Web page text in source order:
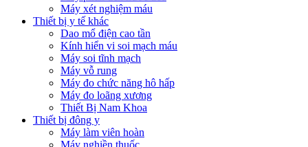
Máy xét nghiệm máu
Thiết bị y tế khác
Dao mổ điện cao tần
Kính hiển vi soi mạch máu
Máy soi tĩnh mạch
Máy vỗ rung
Máy đo chức năng hô hấp
Máy đo loãng xương
Thiết Bị Nam Khoa
Thiết bị đông y
Máy làm viên hoàn
Máy nghiền thuốc